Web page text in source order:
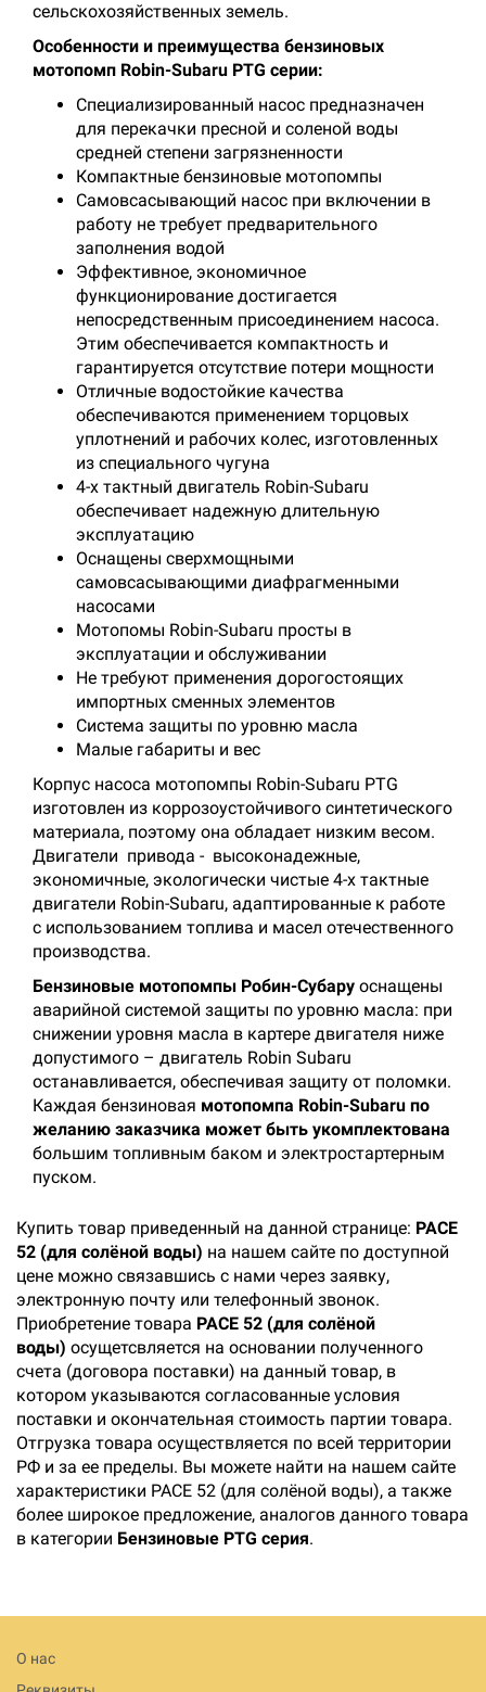
сельскохозяйственных земель.
Особенности и преимущества бензиновых
мотопомп Robin-Subaru PTG серии:
Специализированный насос предназначен
для перекачки пресной и соленой воды
средней степени загрязненности
Компактные бензиновые мотопомпы
Самовсасывающий насос при включении в
работу не требует предварительного
заполнения водой
Эффективное, экономичное
функционирование достигается
непосредственным присоединением насоса.
Этим обеспечивается компактность и
гарантируется отсутствие потери мощности
Отличные водостойкие качества
обеспечиваются применением торцовых
уплотнений и рабочих колес, изготовленных
из специального чугуна
4-х тактный двигатель Robin-Subaru
обеспечивает надежную длительную
эксплуатацию
Оснащены сверхмощными
самовсасывающими диафрагменными
насосами
Мотопомы Robin-Subaru просты в
эксплуатации и обслуживании
Не требуют применения дорогостоящих
импортных сменных элементов
Система защиты по уровню масла
Малые габариты и вес
Корпус насоса мотопомпы Robin-Subaru PTG
изготовлен из коррозоустойчивого синтетического
материала, поэтому она обладает низким весом.
Двигатели привода - высоконадежные,
экономичные, экологически чистые 4-х тактные
двигатели Robin-Subaru, адаптированные к работе
с использованием топлива и масел отечественного
производства.
Бензиновые мотопомпы Робин-Субару оснащены
аварийной системой защиты по уровню масла: при
снижении уровня масла в картере двигателя ниже
допустимого – двигатель Robin Subaru
останавливается, обеспечивая защиту от поломки.
Каждая бензиновая мотопомпа Robin-Subaru по
желанию заказчика может быть укомплектована
большим топливным баком и электростартерным
пуском.
Купить товар приведенный на данной странице: PACE
52 (для солёной воды) на нашем сайте по доступной
цене можно связавшись с нами через заявку,
электронную почту или телефонный звонок.
Приобретение товара PACE 52 (для солёной
воды) осущетсвляется на основании полученного
счета (договора поставки) на данный товар, в
котором указываются согласованные условия
поставки и окончательная стоимость партии товара.
Отгрузка товара осуществляется по всей территории
РФ и за ее пределы. Вы можете найти на нашем сайте
характеристики PACE 52 (для солёной воды), а также
более широкое предложение, аналогов данного товара
в категории Бензиновые PTG серия.
О нас